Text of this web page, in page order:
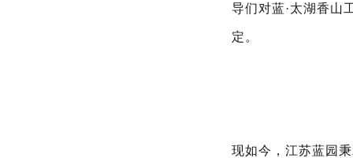
导们对蓝·太湖香山
定。
现如今，江苏蓝园